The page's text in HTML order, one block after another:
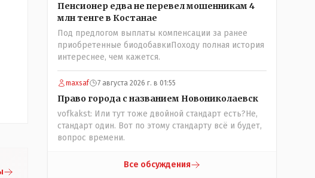
политической жизни страны! А теперь когда власть
потихоньку забирается в карман к народу многим
уже хочется спросить у депутатов:" А народные ли
вы избранники?" Но те глухо отгородились
обезличивающей стеной партии, которую якобы мы
избрали и спросить увы не получается! Парадкс в
том что и власти это не особо нужно, когда пар
скапливается, ему требуется выход, а депутаты
были бы идеальным барашком на заклание! Но как
обычно, спешили, до конца не продумали, а тут ещё
на важных постах где думать должны были никого
не оказалось(отдыхали где то) вот так всё и
Пенсионер едва не перевел мошенникам 4
млн тенге в Костанае
Под предлогом выплаты компенсации за ранее
приобретенные биодобавкиПоходу полная история
интереснее, чем кажется.
maxsaf 7 августа 2026 г. в 01:55
Право города с названием Новониколаевск
vofkakst: Или тут тоже двойной стандарт есть?Не,
стандарт один. Вот по этому стандарту всё и будет,
вопрос времени.
Все обсуждения